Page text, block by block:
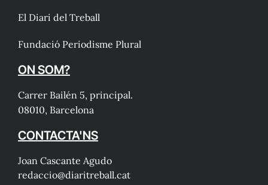
El Diari del Treball
Fundació Periodisme Plural
ON SOM?
Carrer Bailén 5, principal.
08010, Barcelona
CONTACTA'NS
Joan Cascante Agudo
redaccio@diaritreball.cat